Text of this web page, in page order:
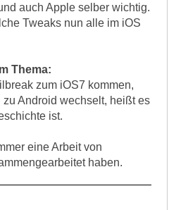
auch Apple selber wichtig.
Tweaks nun alle im iOS
Thema:
zum iOS7 kommen,
Android wechselt, heißt es
ist.
eine Arbeit von
haben.